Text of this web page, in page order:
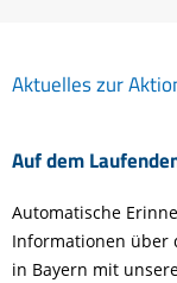
Aktuelles zur
Auf dem
Automatische
Informationen über
in Bayern mit